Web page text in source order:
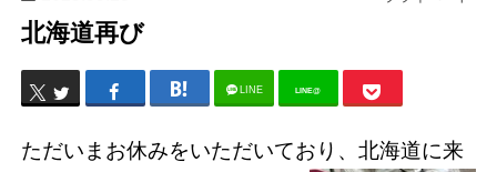
北海道再び
LINE LINE@
ただいまお休みをいただいており、北海道に来